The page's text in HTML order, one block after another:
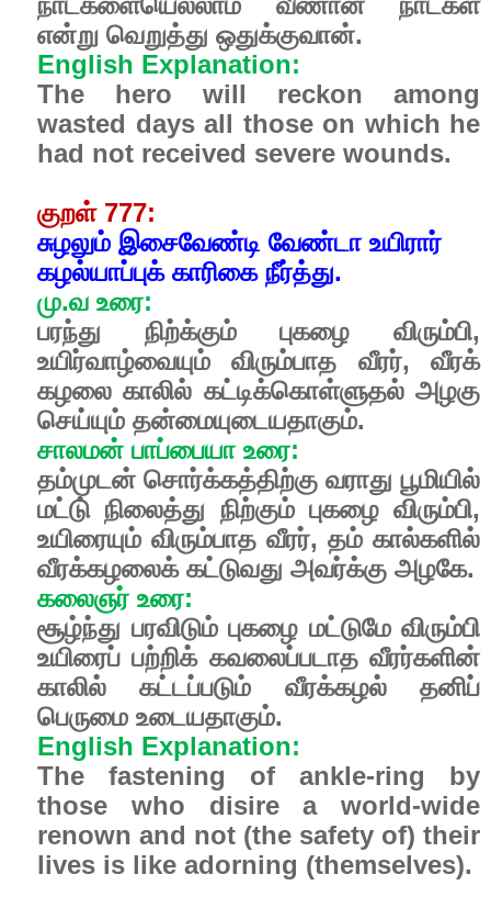
என்று வெறுத்து ஒதுக்குவான்.
English Explanation:
The hero will reckon among
wasted days all those on which he
had not received severe wounds.
குறள் 777:
சுழலும் இசைவேண்டி வேண்டா உயிரார்
கழல்யாப்புக் காரிகை நீர்த்து.
மு.வ உரை:
பரந்து நிற்க்கும் புகழை விரும்பி,
உயிர்வாழ்வையும் விரும்பாத வீரர், வீரக்
கழலை காலில் கட்டிக்கொள்ளுதல் அழகு
செய்யும் தன்மையுடையதாகும்.
சாலமன் பாப்பையா உரை:
தம்முடன் சொர்க்கத்திற்கு வராது பூமியில்
மட்டு் நிலைத்து நிற்கும் புகழை விரும்பி,
உயிரையும் விரும்பாத வீரர், தம் கால்களில்
வீரக்கழலைக் கட்டுவது அவர்க்கு அழகே.
கலைஞர் உரை:
சூழ்ந்து பரவிடும் புகழை மட்டுமே விரும்பி
உயிரைப் பற்றிக் கவலைப்படாத வீரர்களின்
காலில் கட்டப்படும் வீரக்கழல் தனிப்
பெருமை உடையதாகும்.
English Explanation:
The fastening of ankle-ring by
those who disire a world-wide
renown and not (the safety of) their
lives is like adorning (themselves).